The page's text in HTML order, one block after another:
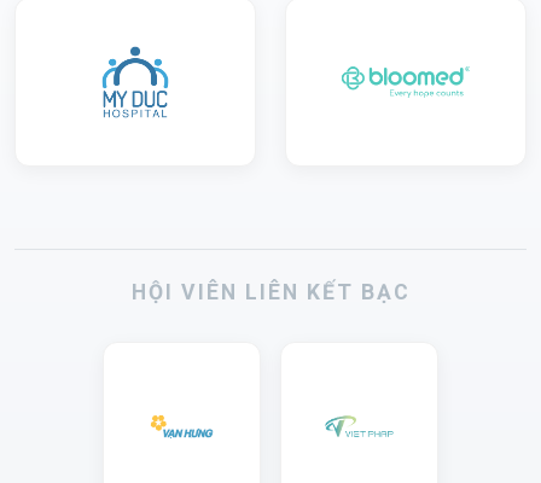
HỘI VIÊN LIÊN KẾT BẠC